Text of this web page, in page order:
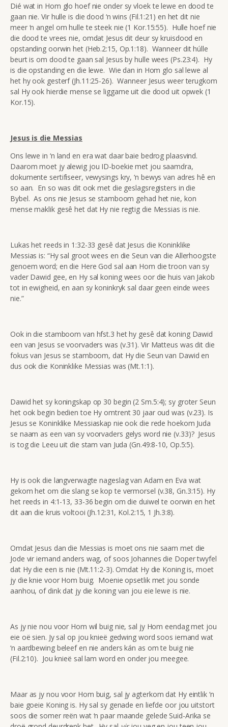
Dié wat in Hom glo hoef nie onder sy vloek te lewe en dood te
gaan nie. Vir hulle is die dood ‘n wins (Fil.1:21) en het dit nie
meer ‘n angel om hulle te steek nie (1 Kor.15:55). Hulle hoef nie
die dood te vrees nie, omdat Jesus dit deur sy kruisdood en
opstanding oorwin het (Heb.2:15, Op.1:18). Wanneer dit húlle
beurt is om dood te gaan sal Jesus by hulle wees (Ps.23:4). Hy
is die opstanding en die lewe. Wie dan in Hom glo sal lewe al
het hy ook gesterf (Jh.11:25-26). Wanneer Jesus weer terugkom
sal Hy ook hierdie mense se liggame uit die dood uit opwek (1
Kor.15).
Jesus is die Messias
Ons lewe in ‘n land en era wat daar baie bedrog plaasvind.
Daarom moet jy alewig jou ID-boekie met jou saamdra,
dokumente sertifiseer, vewysings kry, ‘n bewys van adres hê en
so aan. En so was dit ook met die geslagsregisters in die
Bybel. As ons nie Jesus se stamboom gehad het nie, kon
mense maklik gesê het dat Hy nie regtig die Messias is nie.
Lukas het reeds in 1:32-33 gesê dat Jesus die Koninklike
Messias is: “Hy sal groot wees en die Seun van die Allerhoogste
genoem word; en die Here God sal aan Hom die troon van sy
vader Dawid gee, en Hy sal koning wees oor die huis van Jakob
tot in ewigheid, en aan sy koninkryk sal daar geen einde wees
nie.”
Ook in die stamboom van hfst.3 het hy gesê dat koning Dawid
een van Jesus se voorvaders was (v.31). Vir Matteus was dit die
fokus van Jesus se stamboom, dat Hy die Seun van Dawid en
dus ook die Koninklike Messias was (Mt.1:1).
Dawid het sy koningskap op 30 begin (2 Sm.5:4); sy groter Seun
het ook begin bedien toe Hy omtrent 30 jaar oud was (v.23). Is
Jesus se Koninklike Messiaskap nie ook die rede hoekom Juda
se naam as een van sy voorvaders gelys word nie (v.33)? Jesus
is tog die Leeu uit die stam van Juda (Gn.49:8-10, Op.5:5).
Hy is ook die langverwagte nageslag van Adam en Eva wat
gekom het om die slang se kop te vermorsel (v.38, Gn.3:15). Hy
het reeds in 4:1-13, 33-36 begin om die duiwel te oorwin en het
dit aan die kruis voltooi (Jh.12:31, Kol.2:15, 1 Jh.3:8).
Omdat Jesus dan die Messias is moet ons nie saam met die
Jode vir iemand anders wag, of soos Johannes die Doper twyfel
dat Hy die een is nie (Mt.11:2-3). Omdat Hy die Koning is, moet
jy die knie voor Hom buig. Moenie opsetlik met jou sonde
aanhou, of dink dat jy die koning van jou eie lewe is nie.
As jy nie nou voor Hom wil buig nie, sal jy Hom eendag met jou
eie oë sien. Jy sal op jou knieë gedwing word soos iemand wat
‘n aardbewing beleef en nie anders kán as om te buig nie
(Fil.2:10). Jou knieë sal lam word en onder jou meegee.
Maar as jy nou voor Hom buig, sal jy agterkom dat Hy eintlik ‘n
baie goeie Koning is. Hy sal sy genade en liefde oor jou uitstort
soos die somer reën wat ‘n paar maande gelede Suid-Arika se